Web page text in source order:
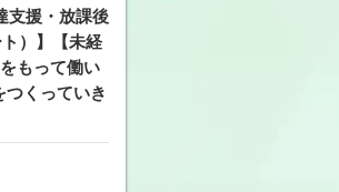
支援・放課後
）】【未経
もって働い
くっていき